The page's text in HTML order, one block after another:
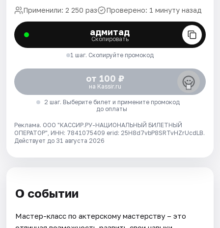
Применили: 2 250 раз Проверено: 1 минуту назад
адмитад
Скопировать
1 шаг. Скопируйте промокод
от 100 ₽
на Kassir.ru
2 шаг. Выберите билет и примените промокод
до оплаты
Реклама. ООО "КАССИР.РУ-НАЦИОНАЛЬНЫЙ БИЛЕТНЫЙ
ОПЕРАТОР", ИНН: 7841075409 erid: 25H8d7vbP8SRTvHZrUcdLB.
Действует до 31 августа 2026
О событии
Мастер-класс по актерскому мастерству – это